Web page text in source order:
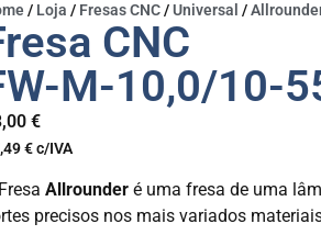
/ Loja / Fresas CNC/Universal /
CNC
M-10,0/10-
€
€c/IVA
Allrounder é uma fresa de uma
precisos nos mais variados